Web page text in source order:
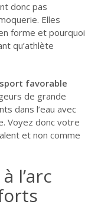
donc pas
Elles
forme et pourquoi
qu’athlète
favorable
de grande
dans l’eau avec
Voyez donc votre
et non comme
l’arc